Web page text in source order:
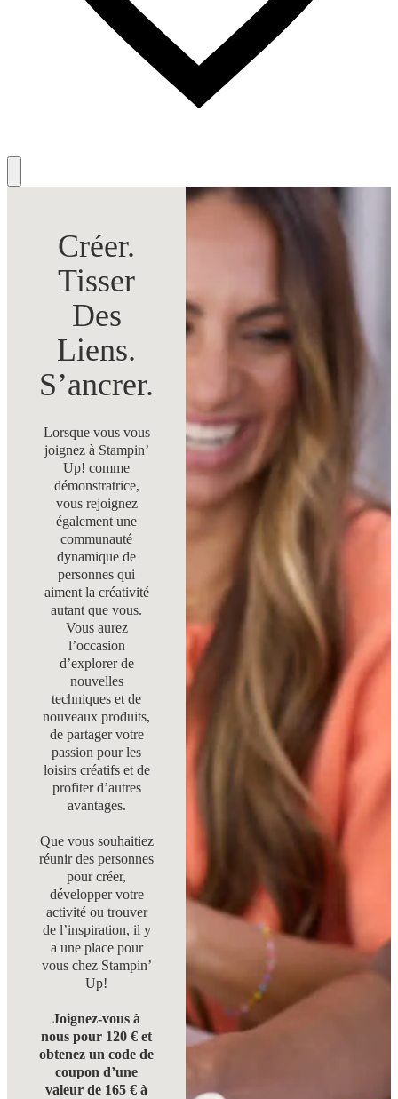
Créer.
Tisser
Des
Liens.
S’ancrer.
Lorsque vous vous
joignez à Stampin’
Up! comme
démonstratrice,
vous rejoignez
également une
communauté
dynamique de
personnes qui
aiment la créativité
autant que vous.
Vous aurez
l’occasion
d’explorer de
nouvelles
techniques et de
nouveaux produits,
de partager votre
passion pour les
loisirs créatifs et de
profiter d’autres
avantages.
Que vous souhaitiez
réunir des personnes
pour créer,
développer votre
activité ou trouver
de l’inspiration, il y
a une place pour
vous chez Stampin’
Up!
Joignez-vous à
nous pour 120 € et
obtenez un code de
coupon d’une
valeur de 165 € à